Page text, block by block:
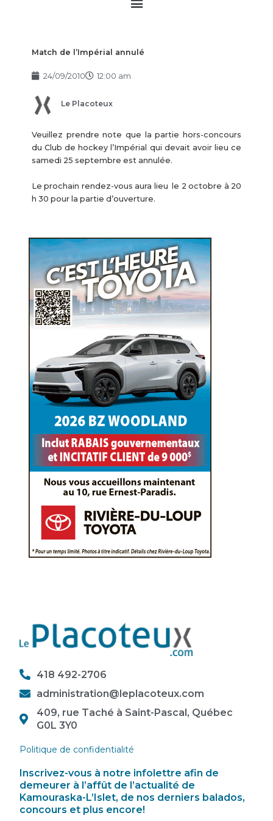
Match de l’Impérial annulé
24/09/2010 12:00 am
Le Placoteux
Veuillez prendre note que la partie hors-concours
du Club de hockey l’Impérial qui devait avoir lieu ce
samedi 25 septembre est annulée.
Le prochain rendez-vous aura lieu le 2 octobre à 20
h 30 pour la partie d’ouverture.
418 492-2706
administration@leplacoteux.com
409, rue Taché à Saint-Pascal, Québec
G0L 3Y0
Politique de confidentialité
Inscrivez-vous à notre infolettre afin de
demeurer à l’affût de l’actualité de
Kamouraska-L’Islet, de nos derniers balados,
concours et plus encore!